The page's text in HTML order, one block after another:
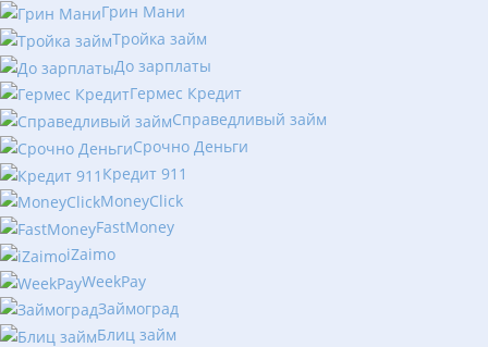
Грин Мани
Тройка займ
До зарплаты
Гермес Кредит
Справедливый займ
Срочно Деньги
Кредит 911
MoneyClick
FastMoney
iZaimo
WeekPay
Займоград
Блиц займ